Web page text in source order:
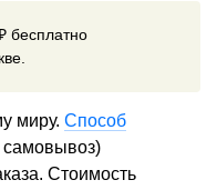
бесплатно
миру. Способ
самовывоз)
Стоимость